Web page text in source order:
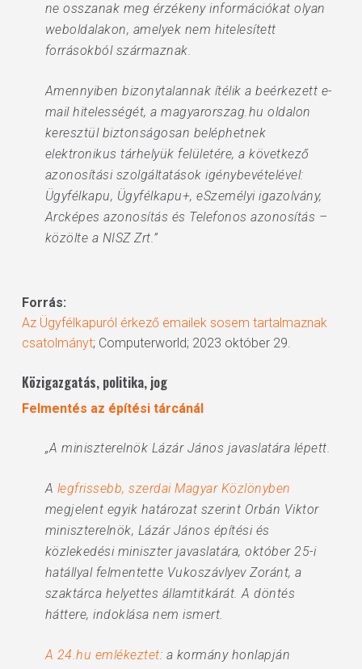
ne osszanak meg érzékeny információkat olyan
weboldalakon, amelyek nem hitelesített
forrásokból származnak.
Amennyiben bizonytalannak ítélik a beérkezett e-
mail hitelességét, a magyarorszag.hu oldalon
keresztül biztonságosan beléphetnek
elektronikus tárhelyük felületére, a következő
azonosítási szolgáltatások igénybevételével:
Ügyfélkapu, Ügyfélkapu+, eSzemélyi igazolvány,
Arcképes azonosítás és Telefonos azonosítás –
közölte a NISZ Zrt.”
Forrás:
Az Ügyfélkapuról érkező emailek sosem tartalmaznak
csatolmányt; Computerworld; 2023 október 29.
Közigazgatás, politika, jog
Felmentés az építési tárcánál
„A miniszterelnök Lázár János javaslatára lépett.
A legfrissebb, szerdai Magyar Közlönyben
megjelent egyik határozat szerint Orbán Viktor
miniszterelnök, Lázár János építési és
közlekedési miniszter javaslatára, október 25-i
hatállyal felmentette Vukoszávlyev Zoránt, a
szaktárca helyettes államtitkárát. A döntés
háttere, indoklása nem ismert.
A 24.hu emlékeztet: a kormány honlapján